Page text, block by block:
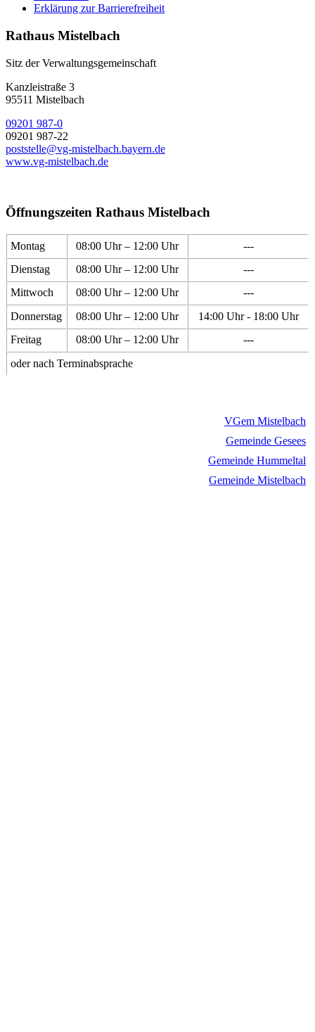
Erklärung zur Barrierefreiheit
Rathaus Mistelbach
Sitz der Verwaltungsgemeinschaft
Kanzleistraße 3
95511 Mistelbach
09201 987-0
09201 987-22
poststelle@vg-mistelbach.bayern.de
www.vg-mistelbach.de
Öffnungszeiten Rathaus Mistelbach
Montag 08:00 Uhr – 12:00 Uhr
---
Dienstag
08:00 Uhr – 12:00 Uhr
---
Mittwoch
08:00 Uhr – 12:00 Uhr
---
Donnerstag
08:00 Uhr – 12:00 Uhr
14:00 Uhr - 18:00 Uhr
Freitag
08:00 Uhr – 12:00 Uhr
---
oder nach Terminabsprache
VGem Mistelbach
Gemeinde Gesees
Gemeinde Hummeltal
Gemeinde Mistelbach